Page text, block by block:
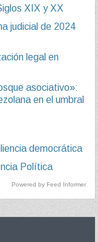
XIX y XX
judicial de 2024
legal en
asociativo»:
en el umbral
democrática
Política
Powered by Feed Informer